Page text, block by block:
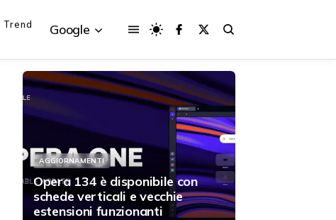
{{POSTS[3].LABEL}}
{{posts[3].title}}
Trend Google
{{POSTS[3].LABEL}}
{{posts[3].title}}
AGGIORNAMENTI
Opera 134 è disponibile con
schede verticali e vecchie
estensioni funzionanti